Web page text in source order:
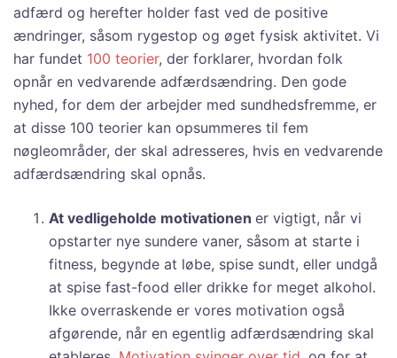
adfærd og herefter holder fast ved de positive
ændringer, såsom rygestop og øget fysisk aktivitet. Vi
har fundet 100 teorier, der forklarer, hvordan folk
opnår en vedvarende adfærdsændring. Den gode
nyhed, for dem der arbejder med sundhedsfremme, er
at disse 100 teorier kan opsummeres til fem
nøgleområder, der skal adresseres, hvis en vedvarende
adfærdsændring skal opnås.
At vedligeholde motivationen er vigtigt, når vi
opstarter nye sundere vaner, såsom at starte i
fitness, begynde at løbe, spise sundt, eller undgå
at spise fast-food eller drikke for meget alkohol.
Ikke overraskende er vores motivation også
afgørende, når en egentlig adfærdsændring skal